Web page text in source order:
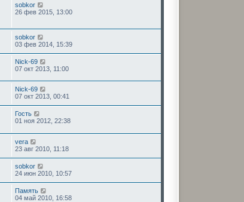
sobkor
26 фев 2015, 13:00
sobkor
03 фев 2014, 15:39
Nick-69
07 окт 2013, 11:00
Nick-69
07 окт 2013, 00:41
Гость
01 ноя 2012, 22:38
vera
23 авг 2010, 11:18
sobkor
24 июн 2010, 10:57
Память
04 май 2010, 16:58